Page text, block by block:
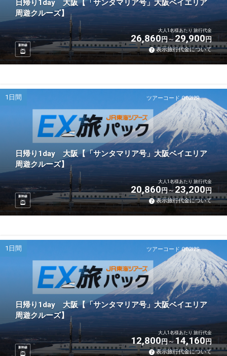
日帰り1day 大阪【「サンタマリア号」大阪ベイエリア
周遊クルーズ】
新幹線
大人1名様あたり 旅行代金
26,860円 29,900円
表示旅行代金について
ツアーコード Q02I2R
1日間
日帰り1day 大阪【「サンタマリア号」大阪ベイエリア
周遊クルーズ】
新幹線
大人1名様あたり 旅行代金
20,860円 23,200円
表示旅行代金について
ツアーコード Q02I2S
1日間
日帰り1day 大阪【「サンタマリア号」大阪ベイエリア
周遊クルーズ】
新幹線
大人1名様あたり 旅行代金
12,800円 14,160円
表示旅行代金について